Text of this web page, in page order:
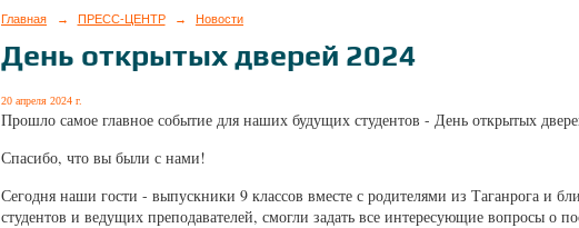
Главная → ПРЕСС-ЦЕНТР → Новости
День открытых дверей 2024
20 апреля 2024 г.
Прошло самое главное событие для наших будущих студентов - День открытых
Спасибо, что вы были с нами!
Сегодня наши гости - выпускники 9 классов вместе с родителями из Таганрога и
студентов и ведущих преподавателей, смогли задать все интересующие вопросы о